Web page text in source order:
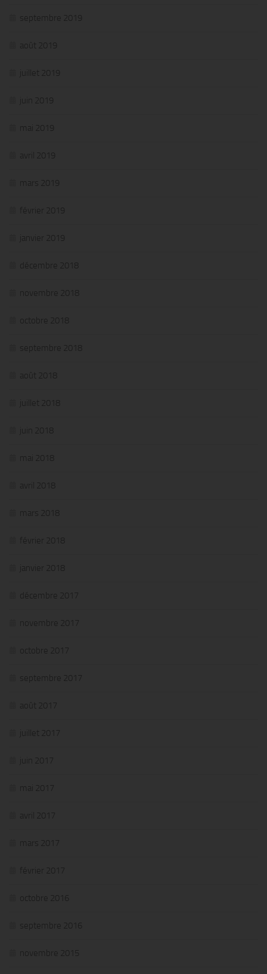
septembre 2019
août 2019
juillet 2019
juin 2019
mai 2019
avril 2019
mars 2019
février 2019
janvier 2019
décembre 2018
novembre 2018
octobre 2018
septembre 2018
août 2018
juillet 2018
juin 2018
mai 2018
avril 2018
mars 2018
février 2018
janvier 2018
décembre 2017
novembre 2017
octobre 2017
septembre 2017
août 2017
juillet 2017
juin 2017
mai 2017
avril 2017
mars 2017
février 2017
octobre 2016
septembre 2016
novembre 2015